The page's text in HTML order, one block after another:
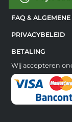
FAQ &
PRIVACYBELEID
BETALING
Wij accepteren